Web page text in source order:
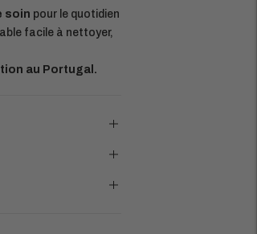
soin pour le quotidien
facile à nettoyer,
au Portugal.